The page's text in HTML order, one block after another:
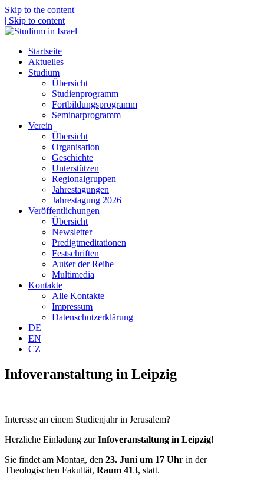
Skip to the content
| Skip to content
Startseite
Aktuelles
Studium
Übersicht
Studienprogramm
Fortbildungsprogramm
Seminarprogramm
Verein
Übersicht
Organisation
Geschichte
Unterstützen
Regionalgruppen
Jahrestagungen
Jahrestagung 2026
Veröffentlichungen
Übersicht
Newsletter
Predigtmeditationen
Festschriften
Außer der Reihe
Multimedia
Kontakte
Alle Kontakte
Impressum
Datenschutzerklärung
DE
EN
CZ
Infoveranstaltung in Leipzig
Interesse an einem Studienjahr in Jerusalem?
Herzliche Einladung zurInfoveranstaltung in Leipzig!
Sie findet am Montag, den 23. Juni um 17 Uhr in der
Theologischen Fakultät, Raum 413, statt.